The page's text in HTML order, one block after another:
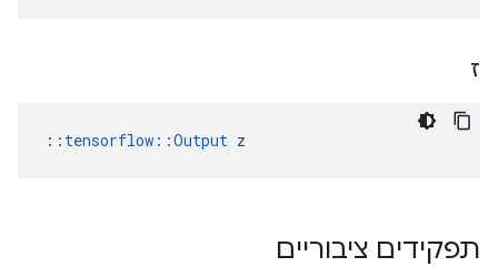
ז
:: tensorflow::Output z
תפקידים ציבוריים